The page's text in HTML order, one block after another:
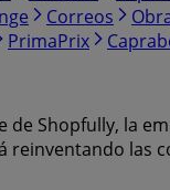
Correos
PrimaPrix
de Shopfully, la
reinventando las